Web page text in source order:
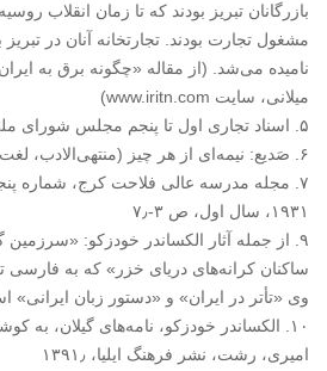
مشغول تجارت بودند. تجارتخانه آنان در
نامیده می‌شد. (از مقاله «چگونه برق به
میلانی، سایت ‏www.iritn.com‏)‏
۵‏. اسناد تجاری اول تا پنجم مجلس شورای ملی، ص ۴۹۴، ۴۹۵، ۴۹۶٫‏
۶‏. صَدیع: نیمه‌ای از هر چیز (منتهی‌الادب، لغت‌نامه)‏
۱۹۳۱، سال اول، ص ۳-۷٫‏
۹‏. از جمله آثار الکساندر خودزکو:
ساکنان کرانه‌های دریای خزر» که به فارسی
وی «تأتر در ایران» و «دستور زبان ایرانی»
۱۰‏. الکساندر خودزکو، نامه‌های گیلان، به
امیری، رشت، نشر فرهنگ ایلیا، ۱۳۹۱٫‏